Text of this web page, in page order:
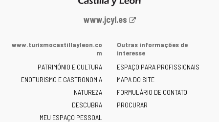
Portal
Junta
Castilla
y
León
-
www.jcyl.es
www.turismocastillayleon.co
m
PATRIMÓNIO E CULTURA
ENOTURISMO E GASTRONOMIA
NATUREZA
DESCUBRA
MEU ESPAÇO PESSOAL
Outras informações de
interesse
ESPAÇO PARA PROFISSIONAIS
MAPA DO SITE
FORMULÁRIO DE CONTATO
PROCURAR